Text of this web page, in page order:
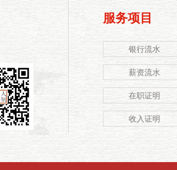
服务项目
银行流水
薪资流水
在职证明
收入证明